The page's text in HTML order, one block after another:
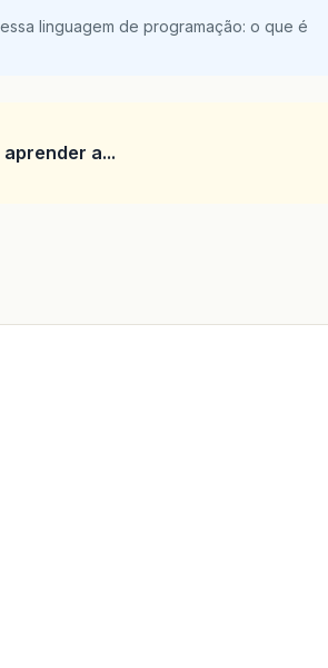
linguagem de programação: o que é
a...